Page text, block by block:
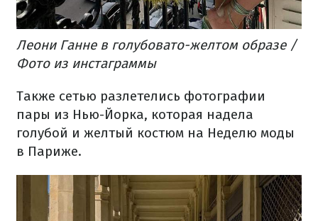
Леони Ганне в голубовато-желтом образе /
Фото из инстаграммы
Также сетью разлетелись фотографии
пары из Нью-Йорка, которая надела
голубой и желтый костюм на Неделю моды
в Париже.